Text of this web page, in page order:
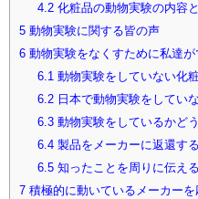
4.2化粧品の動物実験の内容
5 動物実験に関する皆の声
6 動物実験をなくすために私達が
6.1動物実験をしていない化
6.2日本で動物実験をしてい
6.3動物実験をしているかど
6.4製品をメーカーに返還する
6.5知ったことを周りに伝える
7 積極的に動いているメーカーを